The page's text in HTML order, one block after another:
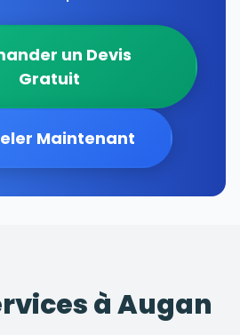
un Devis
Gratuit
Maintenant
à Augan